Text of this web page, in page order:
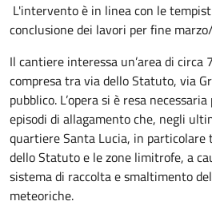
L'intervento è in linea con le
conclusione dei lavori per fine
Il cantiere interessa un’area di
compresa tra via dello Statuto, via
pubblico. L’opera si è resa
episodi di allagamento che, negli
quartiere Santa Lucia, in particolare
dello Statuto e le zone limitrofe, a
sistema di raccolta e smaltimento
meteoriche.